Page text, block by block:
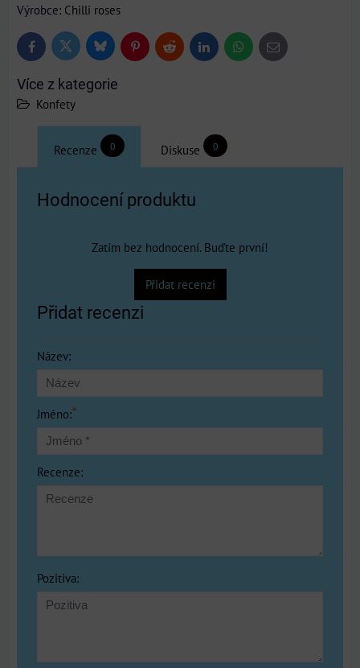
Výrobce: Chilli roses
FacebookTwitter BlueskyPinterestReddit LinkedInWhatsApp
E-
mail
Více z kategorie
Konfety
Recenze 0 Diskuse 0
Hodnocení produktu
Zatím bez hodnocení. Buďte první!
Přidat recenzi
Přidat recenzi
Název:
Jméno:*
Recenze:
Pozitiva: